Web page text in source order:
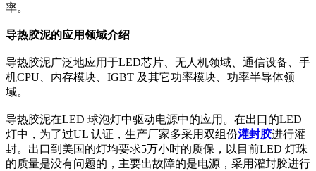
率。
导热胶泥的应用领域介绍
导热胶泥广泛地应用于LED芯片、无人机领域、通信设备、手
机CPU、内存模块、IGBT 及其它功率模块、功率半导体领
域。
导热胶泥在LED 球泡灯中驱动电源中的应用。在出口的LED
灯中，为了过UL 认证，生产厂家多采用双组份灌封胶进行灌
封。出口到美国的灯均要求5万小时的质保，以目前LED 灯珠
的质量是没有问题的，主要出故障的是电源，采用灌封胶进行